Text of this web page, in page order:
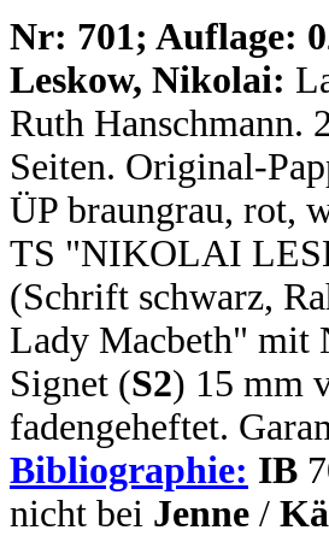
Nr: 701; Auflage:
Leskow, Nikolai:
Ruth Hanschmann.
Seiten. Original-
ÜP braungrau, rot,
TS "NIKOLAI
(Schrift schwarz,
Lady Macbeth" mit
Signet (S2) 15 mm
fadengeheftet.
Bibliographie: IB
nicht bei Jenne /